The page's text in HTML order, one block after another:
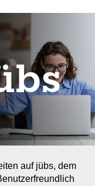
auf jübs, dem